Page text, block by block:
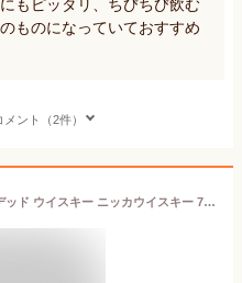
もピッタリ、ちびちび飲む
ものになっていておすすめ
ント（2件）
ブラックニッカ クリア ブレンデッド ウイスキー ニッカウイスキー 700ml 37％ ブラックニッカクリア BLACK NIKKA CLEAR BLENDED WHISKY 700ml 37%ウィスキー 御祝 御礼 ウィスキー ウィスキーギフト 父の日ギフト 御中元